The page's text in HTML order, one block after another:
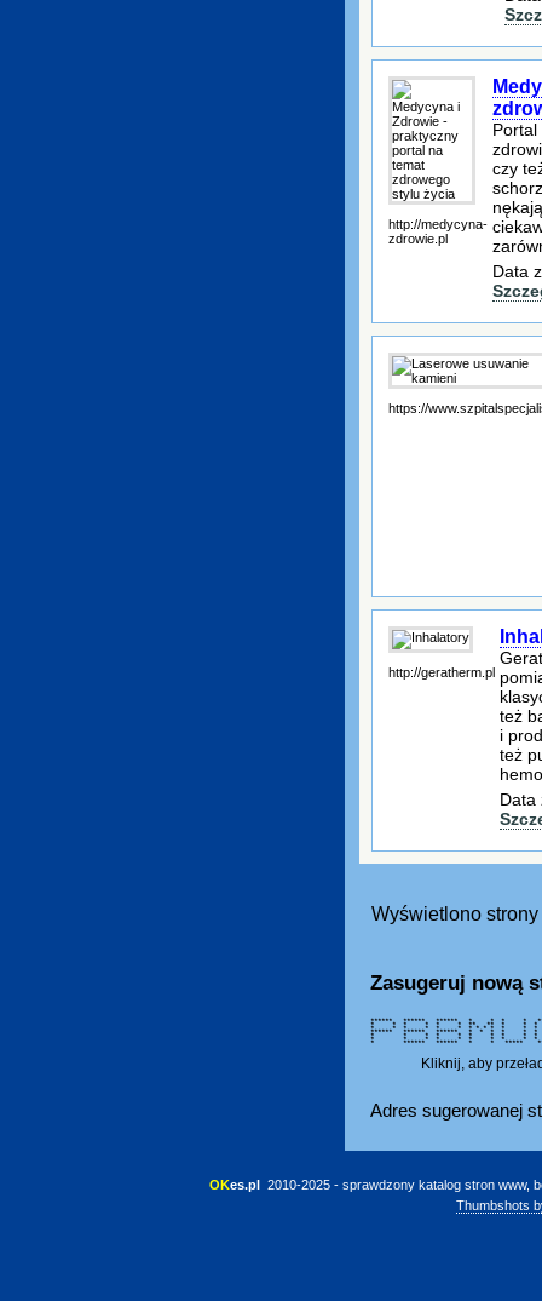
http://medycyna-
zdrowie.pl
Portal
czy
Data
https://
http://geratherm.pl
też
i
też
Data
Wyświetlono
Zasugeruj nową
****** ****** ****** * * * *
* * * * * * ** ** * *
* * * * * * * * * * *
****** ****** ****** * * *
* * * * * * * * *
* * * * * * * * * *
* ****** ****** * * *****
Kliknij, aby
Adres sugerowanej
OKes.pl 2010-2025 - sprawdzony katalog stron www,
Thumbshots